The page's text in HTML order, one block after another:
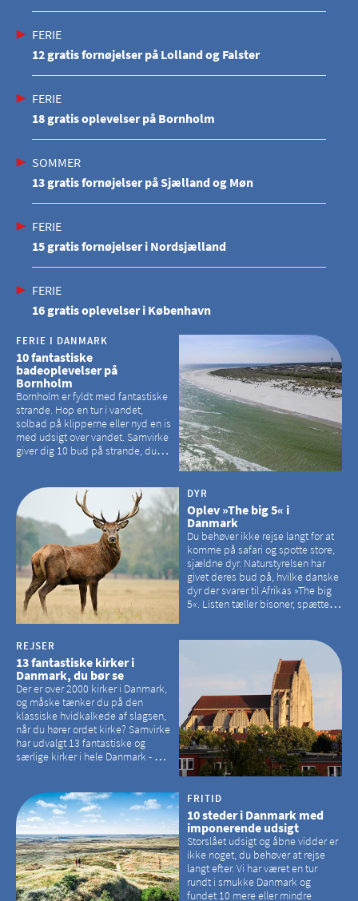
FERIE
12 gratis fornøjelser på Lolland og Falster
FERIE
18 gratis oplevelser på Bornholm
SOMMER
13 gratis fornøjelser på Sjælland og Møn
FERIE
15 gratis fornøjelser i Nordsjælland
FERIE
16 gratis oplevelser i København
FERIE I DANMARK
10 fantastiske
badeoplevelser på
Bornholm
Bornholm er fyldt med fantastiske
strande. Hop en tur i vandet,
solbad på klipperne eller nyd en is
med udsigt over vandet. Samvirke
giver dig 10 bud på strande, du
DYR
Oplev »The big 5« i
Danmark
Du behøver ikke rejse langt for at
komme på safari og spotte store,
sjældne dyr. Naturstyrelsen har
givet deres bud på, hvilke danske
dyr der svarer til Afrikas »The big
5«. Listen tæller bisoner, spættede
REJSER
13 fantastiske kirker i
Danmark, du bør se
Der er over 2000 kirker i Danmark,
og måske tænker du på den
klassiske hvidkalkede af slagsen,
når du hører ordet kirke? Samvirke
har udvalgt 13 fantastiske og
særlige kirker i hele Danmark - og
hvilke kirker, der er en omvej værd
FRITID
10 steder i Danmark med
imponerende udsigt
Storslået udsigt og åbne vidder er
ikke noget, du behøver at rejse
langt efter. Vi har været en tur
rundt i smukke Danmark og
fundet 10 mere eller mindre